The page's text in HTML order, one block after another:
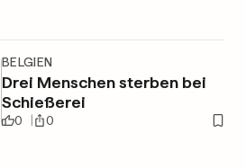
BELGIEN
Drei Menschen sterben bei
Schießerei
0 0